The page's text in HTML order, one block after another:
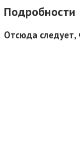
Подробности
Отсюда